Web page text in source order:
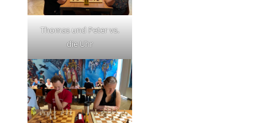
Thomas und Peter vs.
die Uhr